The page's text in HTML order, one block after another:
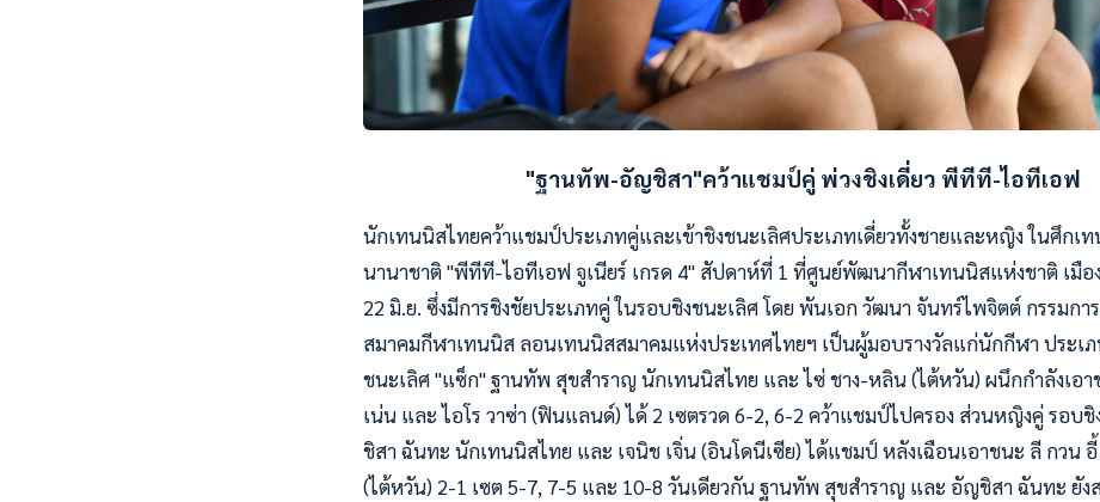
"ฐานทัพ-อัญชิสา"คว้าแชมป์คู่ พ่วงชิงเดี่ยว พีทีที-ไอทีเอฟ
นักเทนนิสไทยคว้าแชมป์ประเภทคู่และเข้าชิงชนะเลิศประเภทเดี่ยวทั้งชายและหญิง ในศึกเ
นานาชาติ "พีทีที-ไอทีเอฟ จูเนียร์ เกรด 4" สัปดาห์ที่ 1 ที่ศูนย์พัฒนากีฬาเทนนิสแห่งชาติ เมือ
22 มิ.ย. ซึ่งมีการชิงชัยประเภทคู่ ในรอบชิงชนะเลิศ โดย พันเอก วัฒนา จันทร์ไพจิตต์ กรรมก
สมาคมกีฬาเทนนิส ลอนเทนนิสสมาคมแห่งประเทศไทยฯ เป็นผู้มอบรางวัลแก่นักกีฬา ประเ
ชนะเลิศ "แซ็ก" ฐานทัพ สุขสำราญ นักเทนนิสไทย และ ไซ่ ชาง-หลิน (ไต้หวัน) ผนึกกำลังเอา
เน่น และ ไอโร วาซ่า (ฟินแลนด์) ได้ 2 เซตรวด 6-2, 6-2 คว้าแชมป์ไปครอง ส่วนหญิงคู่ รอบ
ชิสา ฉันทะ นักเทนนิสไทย และ เจนิช เจิ่น (อินโดนีเซีย) ได้แชมป์ หลังเฉือนเอาชนะ ลี กวน อี้
(ไต้หวัน) 2-1 เซต 5-7, 7-5 และ 10-8 วันเดียวกัน ฐานทัพ สุขสำราญ และ อัญชิสา ฉันทะ ยัง